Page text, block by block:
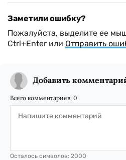
Заметили ошибку?
Пожалуйста, выделите ее
Ctrl+Enter или Отправить
Добавить
Всего комментариев: 0
Осталось символов: 2000